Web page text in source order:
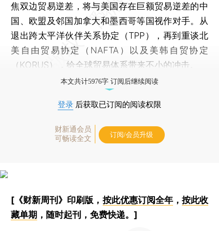
焦双边贸易逆差，将与美国存在巨额贸易逆差的中
国、欧盟及邻国加拿大和墨西哥等国视作对手。从
退出跨太平洋伙伴关系协定（TPP），再到重谈北
美自由贸易协定（NAFTA）以及美韩自贸协定
（KORUS），给全球贸易体系带来不小的冲击。
本文共计5976字 订阅后继续阅读
登录 后获取已订阅的阅读权限
财新通会员
可畅读全文
订阅/会员升级
[《财新周刊》印刷版， 按此优惠订阅全年， 按此收
藏单期 ，随时起刊，免费快递。]